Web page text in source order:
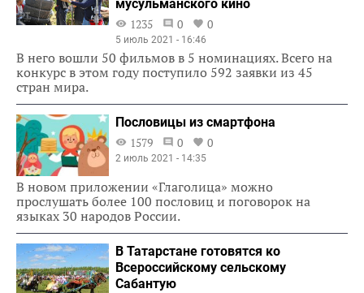
мусульманского кино
1235
0 0
5 июль 2021 - 16:46
В него вошли 50 фильмов в 5 номинациях. Всего на
конкурс в этом году поступило 592 заявки из 45
стран мира.
Пословицы из смартфона
1579
0 0
2 июль 2021 - 14:35
В новом приложении «Глаголица» можно
прослушать более 100 пословиц и поговорок на
языках 30 народов России.
В Татарстане готовятся ко
Всероссийскому сельскому
Сабантую